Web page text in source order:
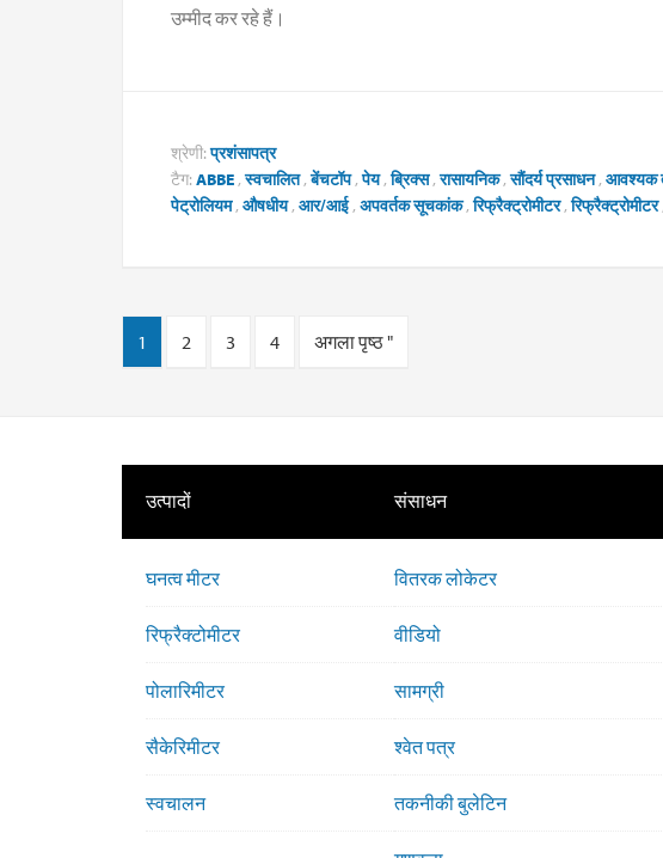
उम्मीद कर रहे हैं।
श्रेणी:प्रशंसापत्र
टैग: ABBE ,स्वचालित,बेंचटॉप,पेय,ब्रिक्स,रासायनिक,सौंदर्य प्रसाधन, आवश्यक
पेट्रोलियम, औषधीय, आर/आई, अपवर्तक सूचकांक,रिफ्रैक्ट्रोमीटर,रिफ्रैक्ट्रोमीटर
1 2 3 4 अगला पृष्ठ "
उत्पादों
घनत्व मीटर
रिफ्रैक्टोमीटर
पोलारिमीटर
सैकेरिमीटर
स्वचालन
संसाधन
वितरक लोकेटर
वीडियो
सामग्री
श्वेत पत्र
तकनीकी बुलेटिन